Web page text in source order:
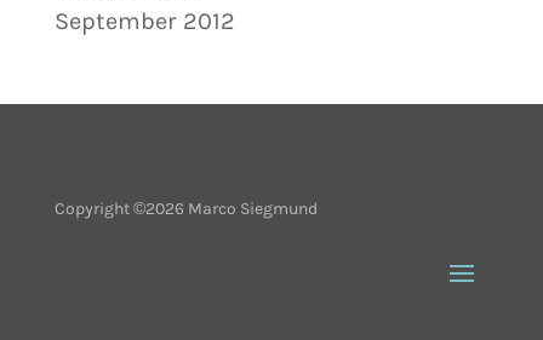
September 2012
Copyright ©2026 Marco Siegmund